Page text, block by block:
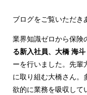
ブログをご覧いただき
業界知識ゼロから保険
る新入社員、大橋 海
ーを行いました。先輩
に取り組む大橋さん。
欲的に業務を吸収して